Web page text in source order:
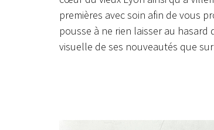
premières avec soin afin de vous
pousse à ne rien laisser au
visuelle de ses nouveautés que